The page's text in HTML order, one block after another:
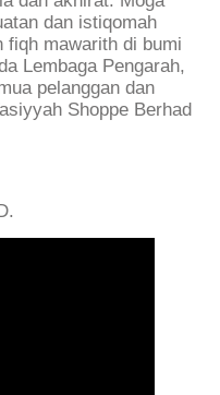
dan istiqomah
fiqh mawarith di bumi
Lembaga Pengarah,
pelanggan dan
Shoppe Berhad